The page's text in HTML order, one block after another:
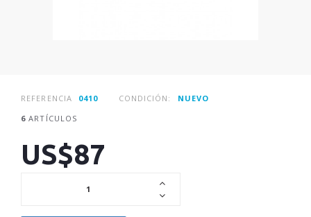
REFERENCIA 0410 CONDICIÓN:
NUEVO
6 ARTÍCULOS
US$87